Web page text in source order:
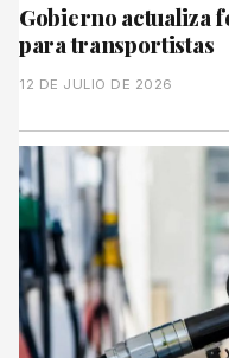
Gobierno actualiza
para transportistas
12 DE JULIO DE 2026